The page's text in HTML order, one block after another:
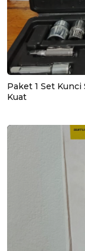
Paket 1 Set
Kuat